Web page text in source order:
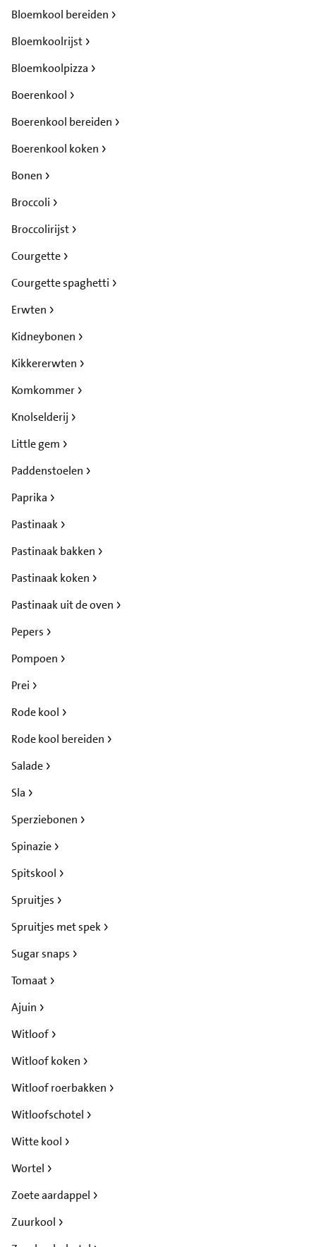
Bloemkool bereiden
Bloemkoolrijst
Bloemkoolpizza
Boerenkool
Boerenkool bereiden
Boerenkool koken
Bonen
Broccoli
Broccolirijst
Courgette
Courgette spaghetti
Erwten
Kidneybonen
Kikkererwten
Komkommer
Knolselderij
Little gem
Paddenstoelen
Paprika
Pastinaak
Pastinaak bakken
Pastinaak koken
Pastinaak uit de oven
Pepers
Pompoen
Prei
Rode kool
Rode kool bereiden
Salade
Sla
Sperziebonen
Spinazie
Spitskool
Spruitjes
Spruitjes met spek
Sugar snaps
Tomaat
Ajuin
Witloof
Witloof koken
Witloof roerbakken
Witloofschotel
Witte kool
Wortel
Zoete aardappel
Zuurkool